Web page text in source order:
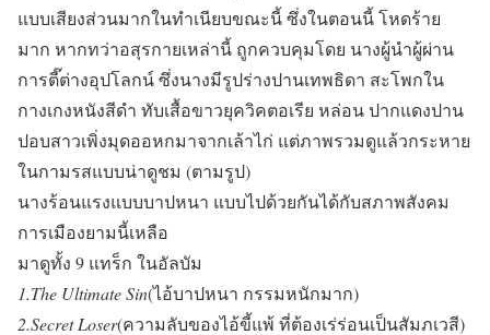
แบบเสียงส่วนมากในทำเนียบขณะนี้ ซึ่งในตอนนี้ โหดร้าย
มาก หากทว่าอสุรกายเหล่านี้ ถูกควบคุมโดย นางผู้นำผู้ผ่าน
การตี๊ต่างอุปโลกน์ ซึ่งนางมีรูปร่างปานเทพธิดา สะโพกใน
กางเกงหนังสีดำ ทับเสื้อขาวยุควิคตอเรีย หล่อน ปากแดงปาน
ปอบสาวเพิ่งมุดออหกมาจากเล้าไก่ แต่ภาพรวมดูแล้วกระหาย
ในกามรสแบบน่าดูชม (ตามรูป)
นางร้อนแรงแบบบาปหนา แบบไปด้วยกันได้กับสภาพสังคม
การเมืองยามนี้เหลือ
มาดูทั้ง 9 แทร็ก ในอัลบัม
1.The Ultimate Sin(ไอ้บาปหนา กรรมหนักมาก)
2.Secret Loser(ความลับของไอ้ขี้แพ้ ที่ต้องเร่ร่อนเป็นสัมภเวสี)